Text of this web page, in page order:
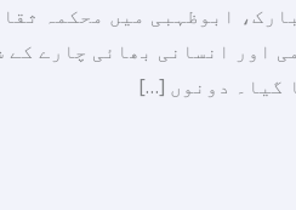
ابوظہبی میں محکمہ
اور انسانی بھائی چارے
گیا۔ دونوں […]